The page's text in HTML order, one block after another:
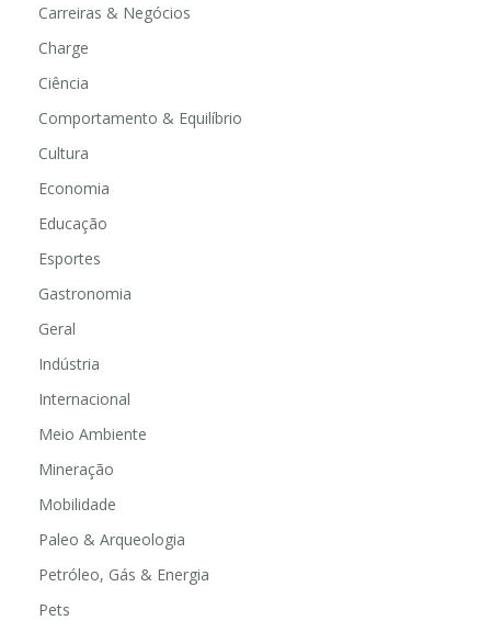
Carreiras & Negócios
Charge
Ciência
Comportamento & Equilíbrio
Cultura
Economia
Educação
Esportes
Gastronomia
Geral
Indústria
Internacional
Meio Ambiente
Mineração
Mobilidade
Paleo & Arqueologia
Petróleo, Gás & Energia
Pets